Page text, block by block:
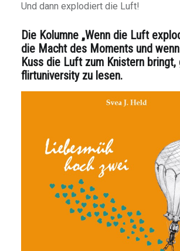
Und dann explodiert die Luft!
Die Kolumne „Wenn die Luft
die Macht des Moments und
Kuss die Luft zum Knistern
flirtuniversityzu lesen.